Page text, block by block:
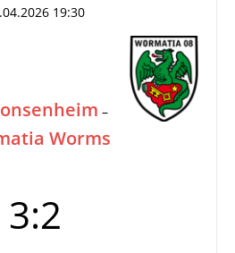
19:30
–
Worms
3:2